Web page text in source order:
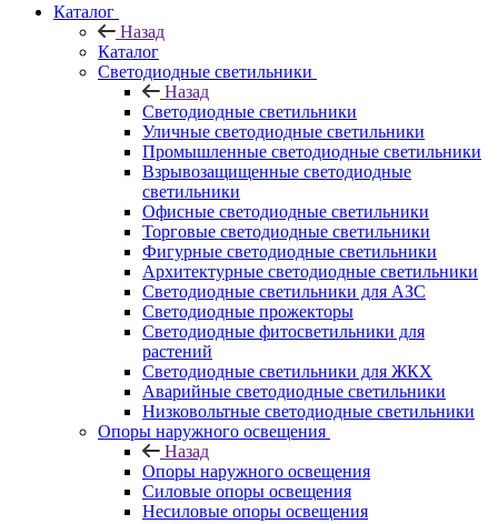
Каталог
Назад
Каталог
Светодиодные светильники
Назад
Светодиодные светильники
Уличные светодиодные светильники
Промышленные светодиодные светильники
Взрывозащищенные светодиодные
светильники
Офисные светодиодные светильники
Торговые светодиодные светильники
Фигурные светодиодные светильники
Архитектурные светодиодные светильники
Светодиодные светильники для АЗС
Светодиодные прожекторы
Светодиодные фитосветильники для
растений
Светодиодные светильники для ЖКХ
Аварийные светодиодные светильники
Низковольтные светодиодные светильники
Опоры наружного освещения
Назад
Опоры наружного освещения
Силовые опоры освещения
Несиловые опоры освещения